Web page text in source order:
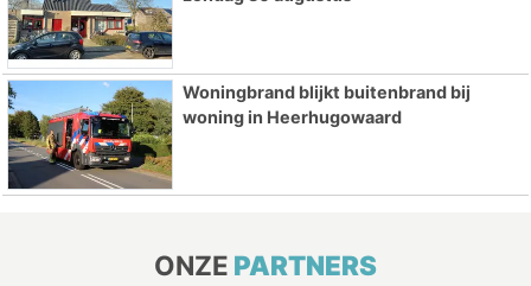
Woningbrand blijkt buitenbrand bij
woning in Heerhugowaard
ONZE PARTNERS